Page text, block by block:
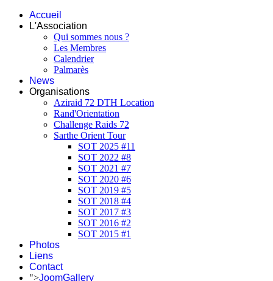
Accueil
L'Association
Qui sommes nous ?
Les Membres
Calendrier
Palmarès
News
Organisations
Aziraid 72 DTH Location
Rand'Orientation
Challenge Raids 72
Sarthe Orient Tour
SOT 2025 #11
SOT 2022 #8
SOT 2021 #7
SOT 2020 #6
SOT 2019 #5
SOT 2018 #4
SOT 2017 #3
SOT 2016 #2
SOT 2015 #1
Photos
Liens
Contact
">JoomGallery